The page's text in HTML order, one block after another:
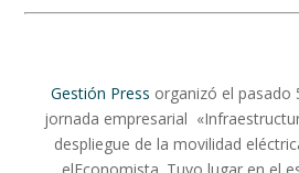
Gestión Press organizó el pasado
jornada empresarial
despliegue de la movilidad